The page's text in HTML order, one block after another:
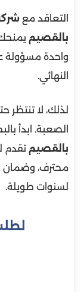
التعاقد مع
بالقصيم
واحدة مسؤولة
النهائي.
لذلك، لا
الصعبة. ابدأ
بالقصيم تقدم
محترف، وضمان
لسنوات طويلة.